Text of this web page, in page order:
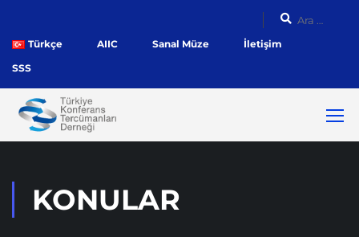
Türkçe AIIC Sanal Müze
İletişim
SSS
KONULAR